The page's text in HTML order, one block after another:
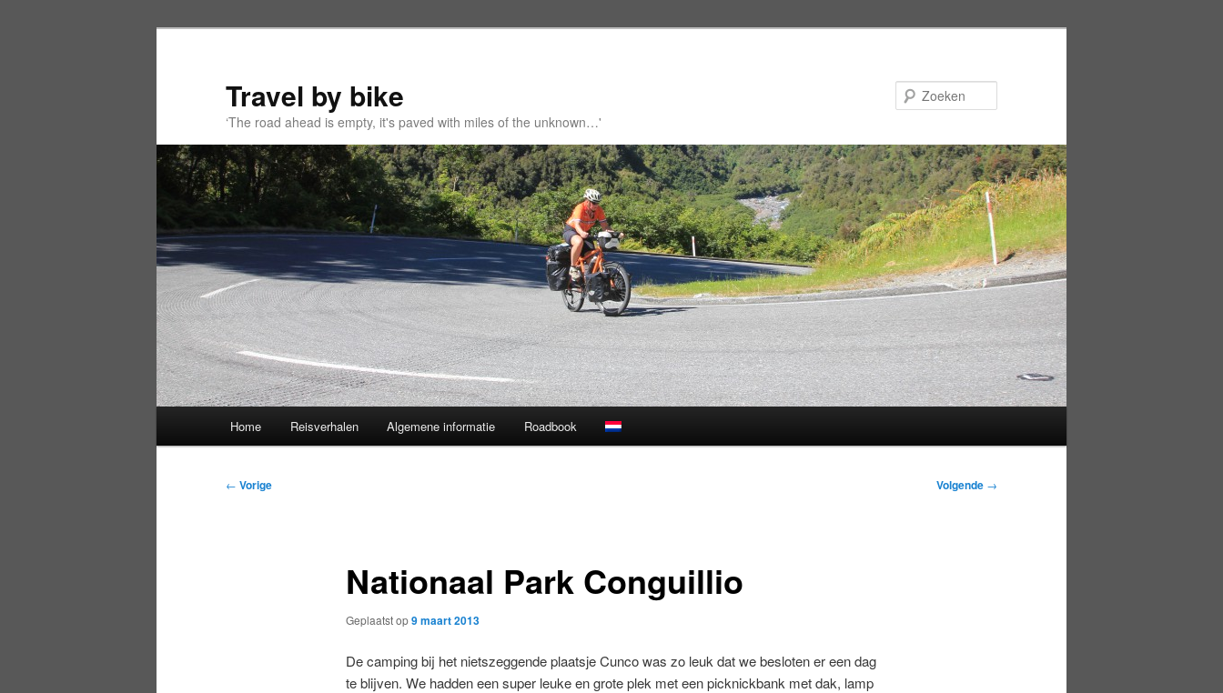
Travel by bike
‘The road ahead is empty, it's paved with miles of the unknown…'
Home Reisverhalen Algemene informatie Roadbook
Bericht
← Vorige Volgende →
Nationaal Park Conguillio
Geplaatst op9 maart 2013
De camping bij het nietszeggende plaatsje Cunco was zo leuk dat we besloten er een dag
te blijven. We hadden een super leuke en grote plek met een picknickbank met dak, lamp